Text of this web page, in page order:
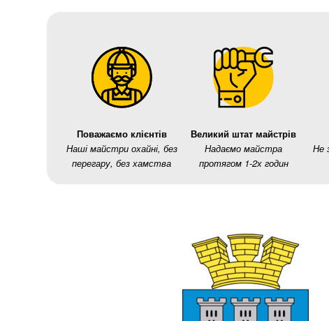
Поважаємо клієнтів
Наші майстри охайні, без
перегару, без хамства
Великий штат майстрів
Надаємо майстра
протягом 1-2х годин
Не